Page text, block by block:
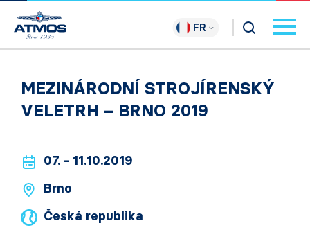
FR
MEZINÁRODNÍ STROJÍRENSKÝ
VELETRH – BRNO 2019
07. - 11.10.2019
Brno
Česká republika